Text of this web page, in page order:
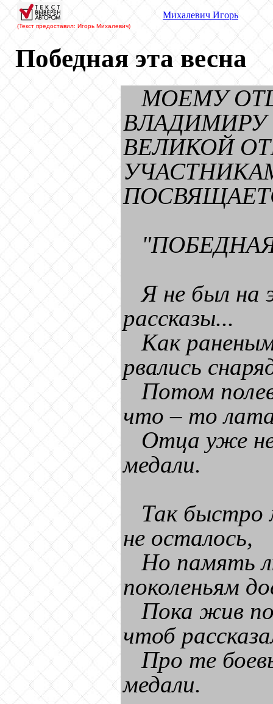
(Текст предоставил: Игорь Михалевич)
Михалевич Игорь
Победная эта весна
МОЕМУ
ВЛАДИМИРУ
ВЕЛИКОЙ
Я не был на
рассказы...
Как
рвались
Потом
что – то
Отца уже
медали.
Так быстро
не осталось,
Но память
поколеньям
Пока жив
чтоб
Про те
медали.